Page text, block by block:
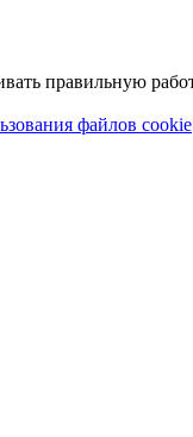
правильную
файлов cookie